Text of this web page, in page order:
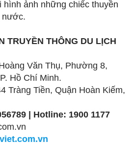
hình ảnh những chiếc thuyền
nước.
TRUYỀN THÔNG DU LỊCH
Văn Thụ, Phường 8,
Hồ Chí Minh.
Tràng Tiền, Quận Hoàn Kiếm,
| Hotline: 1900 1177